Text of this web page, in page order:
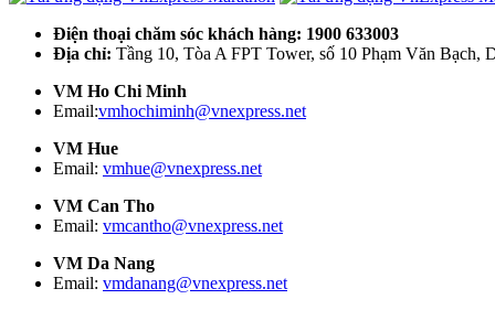
Điện thoại chăm sóc khách hàng: 1900 633003
Địa chỉ: Tầng 10, Tòa A FPT Tower, số 10 Phạm Văn Bạch,
VM Ho Chi Minh
Email:vmhochiminh@vnexpress.net
VM Hue
Email: vmhue@vnexpress.net
VM Can Tho
Email: vmcantho@vnexpress.net
VM Da Nang
Email: vmdanang@vnexpress.net